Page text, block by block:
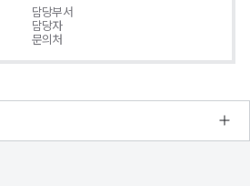
담당부서
담당자
문의처